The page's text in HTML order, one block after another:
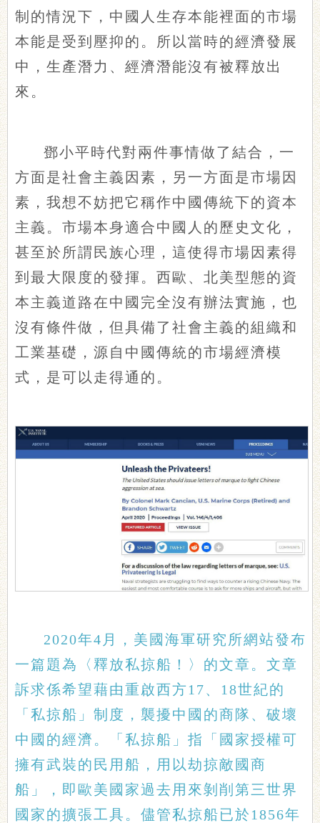
制的情況下，中國人生存本能裡面的市場
本能是受到壓抑的。所以當時的經濟發展
中，生產潛力、經濟潛能沒有被釋放出
來。
鄧小平時代對兩件事情做了結合，一
方面是社會主義因素，另一方面是市場因
素，我想不妨把它稱作中國傳統下的資本
主義。市場本身適合中國人的歷史文化，
甚至於所謂民族心理，這使得市場因素得
到最大限度的發揮。西歐、北美型態的資
本主義道路在中國完全沒有辦法實施，也
沒有條件做，但具備了社會主義的組織和
工業基礎，源自中國傳統的市場經濟模
式，是可以走得通的。
2020年4月，美國海軍研究所網站發布
一篇題為〈釋放私掠船！〉的文章。文章
訴求係希望藉由重啟西方17、18世紀的
「私掠船」制度，襲擾中國的商隊、破壞
中國的經濟。「私掠船」指「國家授權可
擁有武裝的民用船，用以劫掠敵國商
船」，即歐美國家過去用來剝削第三世界
國家的擴張工具。儘管私掠船已於1856年